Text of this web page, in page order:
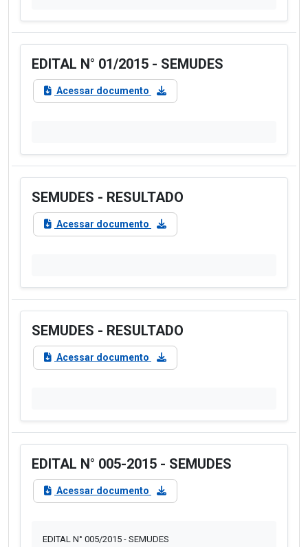
EDITAL N° 01/2015 - SEMUDES
Acessar documento
SEMUDES - RESULTADO
Acessar documento
SEMUDES - RESULTADO
Acessar documento
EDITAL N° 005-2015 - SEMUDES
Acessar documento
EDITAL N° 005/2015 - SEMUDES